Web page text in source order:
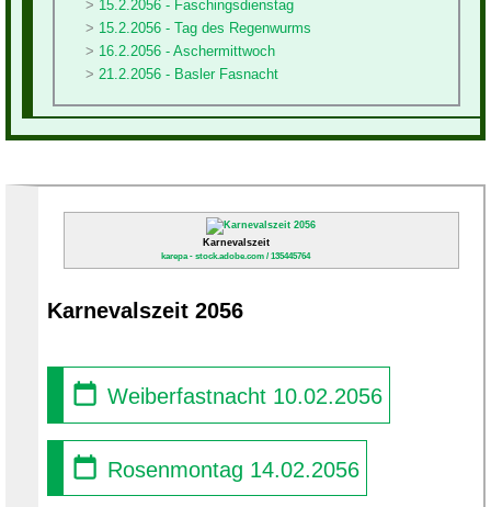
15.2.2056 - Faschingsdienstag
15.2.2056 - Tag des Regenwurms
16.2.2056 - Aschermittwoch
21.2.2056 - Basler Fasnacht
Karnevalszeit
karepa - stock.adobe.com / 135445764
Karnevalszeit 2056
Weiberfastnacht 10.02.2056
Rosenmontag 14.02.2056